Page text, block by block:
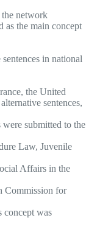
the network
as the main concept
in national
the United
sentences,
submitted to the
Law, Juvenile
Affairs in the
Commission for
concept was